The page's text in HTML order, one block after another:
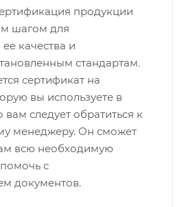
продукции
шагом для
качества и
стандартам.
сертификат на
вы используете в
вам следует обратиться к
менеджеру. Он сможет
всю необходимую
с
документов.